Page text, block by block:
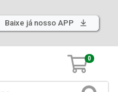
Baixe já nosso APP
0